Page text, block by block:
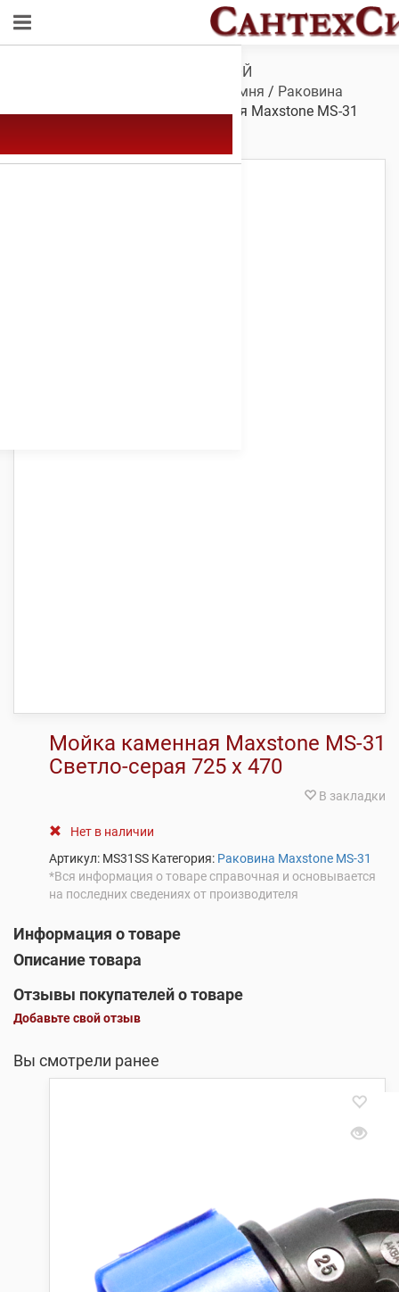
САНТЕХНИКА ДЛЯ ВАННОЙ
Мойки из камня / Раковина
Maxstone MS-31/ Мойка каменная Maxstone МS-31
Мойка каменная Maxstone МS-31
Светло-серая 725 х 470
В закладки
Нет в наличии
Артикул: MS31SS Категория: Раковина Maxstone MS-31
*Вся информация о товаре справочная и основывается
на последних сведениях от производителя
Информация о товаре
Описание товара
Отзывы покупателей о товаре
Добавьте свой отзыв
Вы смотрели ранее